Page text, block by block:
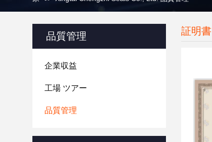
品質管理
企業収益
工場 ツアー
品質管理
証明書